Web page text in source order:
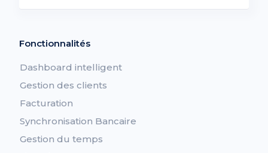
Fonctionnalités
Dashboard intelligent
Gestion des clients
Facturation
Synchronisation Bancaire
Gestion du temps